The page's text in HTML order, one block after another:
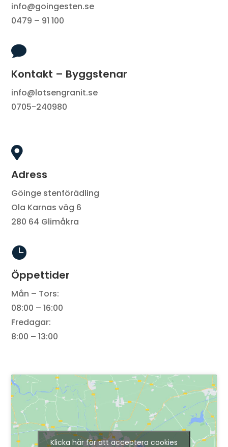
info@goingesten.se
0479 – 91 100

Kontakt – Byggstenar
info@lotsengranit.se
0705-240980

Adress
Göinge stenförädling
Ola Karnas väg 6
280 64 Glimåkra

Öppettider
Mån – Tors:
08:00 – 16:00
Fredagar:
8:00 – 13:00
Klicka här för att acceptera cookies